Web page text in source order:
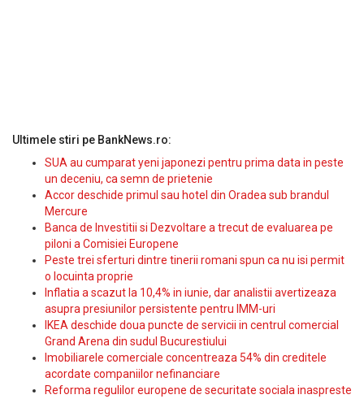
Ultimele stiri pe BankNews.ro:
SUA au cumparat yeni japonezi pentru prima data in peste
un deceniu, ca semn de prietenie
Accor deschide primul sau hotel din Oradea sub brandul
Mercure
Banca de Investitii si Dezvoltare a trecut de evaluarea pe
piloni a Comisiei Europene
Peste trei sferturi dintre tinerii romani spun ca nu isi permit
o locuinta proprie
Inflatia a scazut la 10,4% in iunie, dar analistii avertizeaza
asupra presiunilor persistente pentru IMM-uri
IKEA deschide doua puncte de servicii in centrul comercial
Grand Arena din sudul Bucurestiului
Imobiliarele comerciale concentreaza 54% din creditele
acordate companiilor nefinanciare
Reforma regulilor europene de securitate sociala inaspreste